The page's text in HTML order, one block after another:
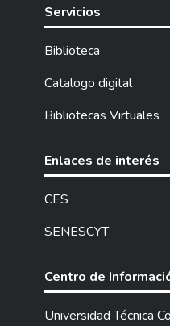
Servicios
Biblioteca
Catalogo digital
Bibliotecas Virtuales
Enlaces de interés
CES
SENESCYT
Centro de
Universidad Técnica